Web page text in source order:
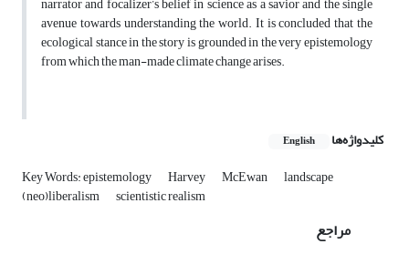
avenue towards understanding the world. It is concluded that the
ecological stance in the story is grounded in the very epistemology
from which the man-made climate change arises.
کلیدواژه‌ها English
Key Words: epistemology Harvey McEwan landscape
(neo)liberalism scientistic realism
مراجع